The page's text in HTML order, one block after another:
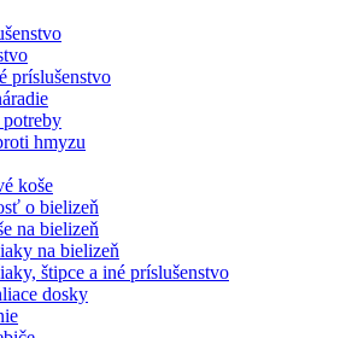
príslušenstvo
hmyzu
koše
o bielizeň
na bielizeň
na bielizeň
štipce a iné príslušenstvo
dosky